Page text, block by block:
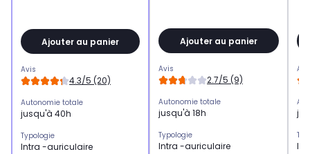
Ajouter au panier
Avis
4.3/5 (20)
Autonomie totale
jusqu'à 40h
Typologie
Intra -auriculaire
Ajouter au panier
Avis
2.7/5 (9)
Autonomie totale
jusqu'à 18h
Typologie
Intra -auriculaire